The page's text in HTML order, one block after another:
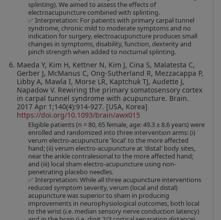
splinting). We aimed to assess the effects of
electroacupuncture combined with splinting.
✅ Interpretation: For patients with primary carpal tunnel
syndrome, chronic mild to moderate symptoms and no
indication for surgery, electroacupuncture produces small
changes in symptoms, disability, function, dexterity and
pinch strength when added to nocturnal splinting.
Maeda Y, Kim H, Kettner N, Kim J, Cina S, Malatesta C,
Gerber J, McManus C, Ong-Sutherland R, Mezzacappa P,
Libby A, Mawla I, Morse LR, Kaptchuk TJ, Audette J,
Napadow V. Rewiring the primary somatosensory cortex
in carpal tunnel syndrome with acupuncture. Brain.
2017 Apr 1;140(4):914-927. [USA, Korea]
https://doi.org/10.1093/brain/awx015
Eligible patients (n = 80, 65 female, age: 49.3 ± 8.6 years) were
enrolled and randomized into three intervention arms: (i)
verum electro-acupuncture 'local' to the more affected
hand; (ii) verum electro-acupuncture at 'distal' body sites,
near the ankle contralesional to the more affected hand;
and (iii) local sham electro-acupuncture using non-
penetrating placebo needles.
✅ Interpretation: While all three acupuncture interventions
reduced symptom severity, verum (local and distal)
acupuncture was superior to sham in producing
improvements in neurophysiological outcomes, both local
to the wrist (i.e. median sensory nerve conduction latency)